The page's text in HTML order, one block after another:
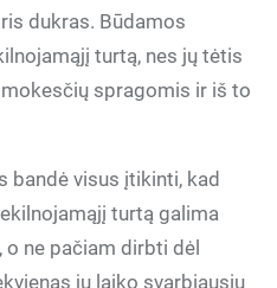
dukras. Būdamos
turtą, nes jų tėtis
spragomis ir iš to
bandė visus įtikinti, kad
turtą galima
ne pačiam dirbti dėl
jų laiko svarbiausiu